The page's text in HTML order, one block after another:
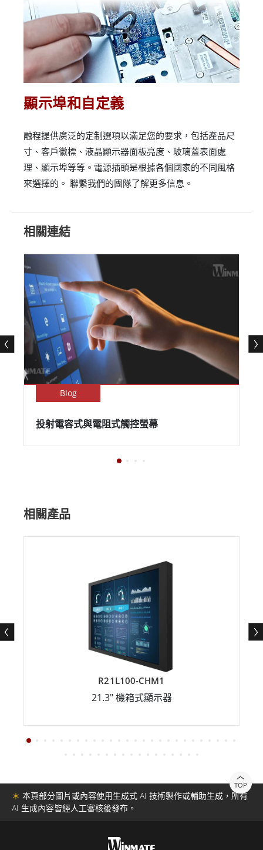
顯示埠和自定義
融程提供廣泛的定制選項以滿足您的要求，包括產品尺
寸、客戶徽標、液晶顯示器面板亮度、玻璃蓋表面處
理、顯示埠等等。電源插頭是根據各個國家的不同風格
來選擇的。 聯繫我們的團隊了解更多信息。
相關連結
Blog
投射電容式與電阻式觸控螢幕
相關產品
R21L100-CHM1
21.3" 機箱式顯示器
TOP
＊ 本頁部分圖片或內容使用生成式 AI 技術製作或輔助生成，所有
AI 生成內容皆經人工審核後發布。